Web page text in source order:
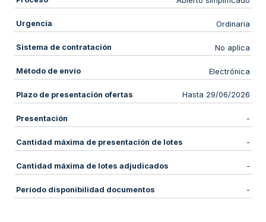
Urgencia Ordinaria
Sistema de contratación No aplica
Método de envío Electrónica
Plazo de presentación ofertas Hasta 29/06/2026
Presentación -
Cantidad máxima de presentación de lotes -
Cantidad máxima de lotes adjudicados -
Período disponibilidad documentos -